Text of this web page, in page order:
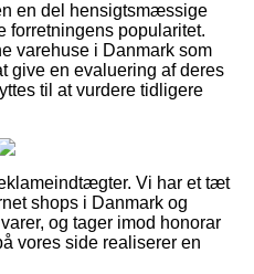
en del hensigtsmæssige
forretningens popularitet.
varehuse i Danmark som
give en evaluering af deres
til at vurdere tidligere
Vi har et tæt
shops i Danmark og
og tager imod honorar
vores side realiserer en